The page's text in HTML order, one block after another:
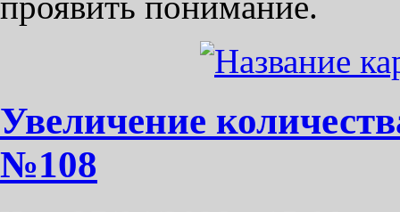
Увеличение
№108